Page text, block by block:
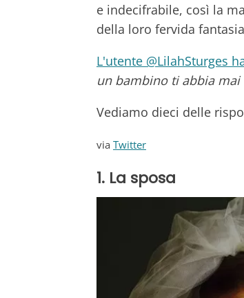
e indecifrabile, così la
della loro fervida
L'utente @LilahSturges
un bambino ti abbia mai
Vediamo dieci delle
via Twitter
1. La sposa